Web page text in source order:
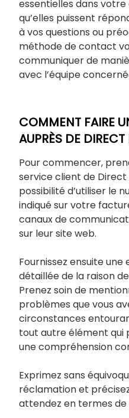
essentielles dans
qu’elles puissent
à vos questions ou
méthode de contact
communiquer de
avec l’équipe
COMMENT FAIRE
AUPRÈS DE DIRECT
Pour commencer,
service client de Direct
possibilité d’utiliser le
indiqué sur votre
canaux de
sur leur site web.
Fournissez ensuite
détaillée de la raison
Prenez soin de
problèmes que vous
circonstances
tout autre élément qui
une compréhension
Exprimez sans
réclamation et
attendez en termes de